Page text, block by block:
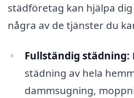
städföretag kan hjälpa
några av de tjänster du
Fullständig städning:
städning av hela
dammsugning,